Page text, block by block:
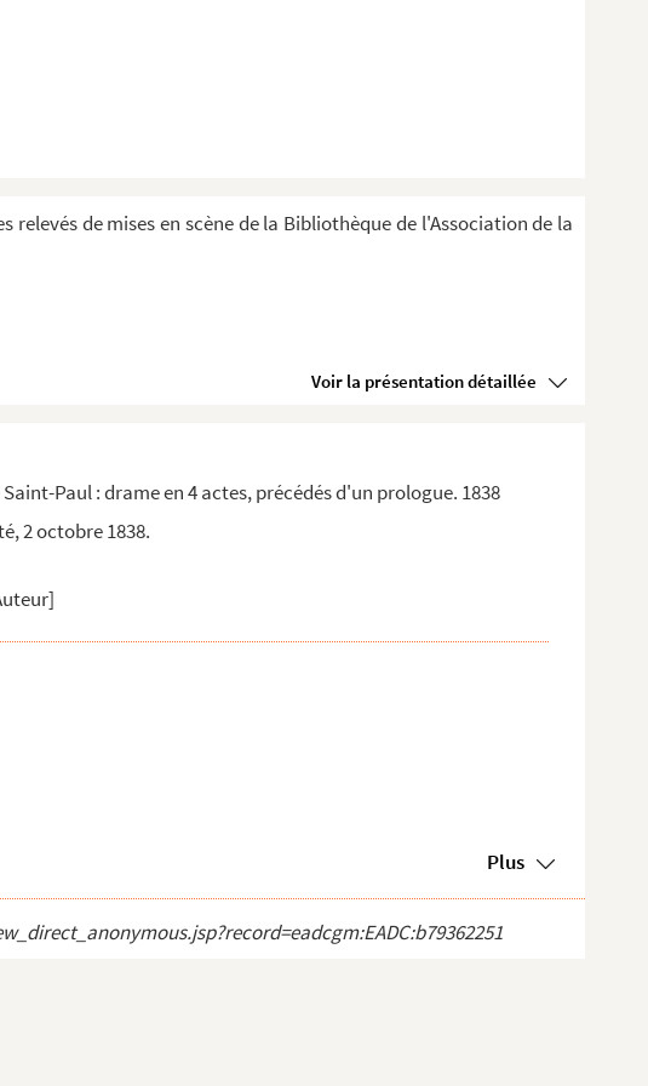
de mises en scène de la Bibliothèque de l'Association de la
Voir la présentation détaillée
Paul : drame en 4 actes, précédés d'un prologue. 1838
2 octobre 1838.
Plus